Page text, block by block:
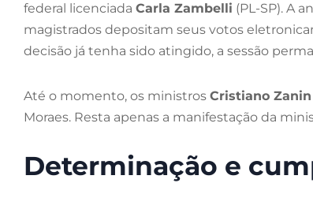
federal licenciada Carla Zambelli (PL-SP). A
magistrados depositam seus votos
decisão já tenha sido atingido, a sessão
Até o momento, os ministros Cristiano Zanin
Moraes. Resta apenas a manifestação da
Determinação e